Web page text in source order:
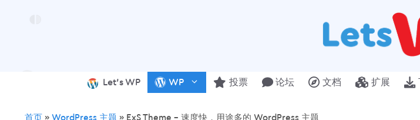
Let’s WP WP 投票 论坛 文档 扩展
首页 » WordPress 主题 » ExS Theme – 速度快，用途多的 WordPress 主题